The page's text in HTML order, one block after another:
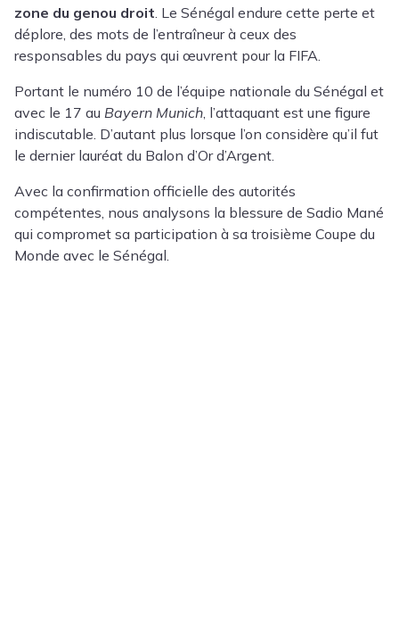
zone du genou droit. Le Sénégal endure cette perte et
déplore, des mots de l’entraîneur à ceux des
responsables du pays qui œuvrent pour la FIFA.
Portant le numéro 10 de l’équipe nationale du Sénégal et
avec le 17 au Bayern Munich, l’attaquant est une figure
indiscutable. D’autant plus lorsque l’on considère qu’il fut
le dernier lauréat du Balon d’Or d’Argent.
Avec la confirmation officielle des autorités
compétentes, nous analysons la blessure de Sadio Mané
qui compromet sa participation à sa troisième Coupe du
Monde avec le Sénégal.